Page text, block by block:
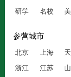
研学
名校
参营城市
北京 上海
浙江
江苏